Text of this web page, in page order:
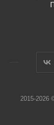
2015-2026